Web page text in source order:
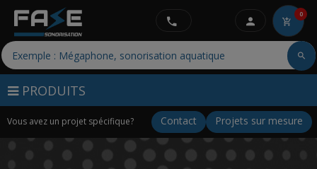
PRODUITS
Vous avez un projet spécifique? Projets sur mesure
Contact
0